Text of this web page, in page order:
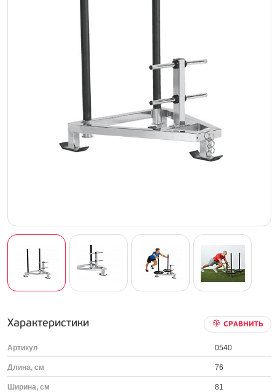
Характеристики СРАВНИТЬ
Артикул 0540
Длина, см 76
Ширина, см 81